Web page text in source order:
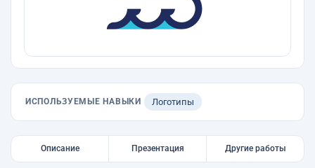
ИСПОЛЬЗУЕМЫЕ НАВЫКИ Логотипы
Описание Презентация Другие работы